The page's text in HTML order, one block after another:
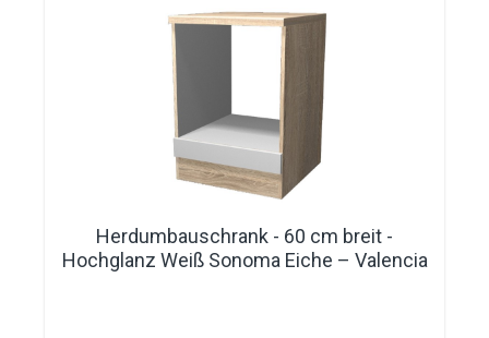
Herdumbauschrank - 60 cm breit -
Hochglanz Weiß Sonoma Eiche – Valencia